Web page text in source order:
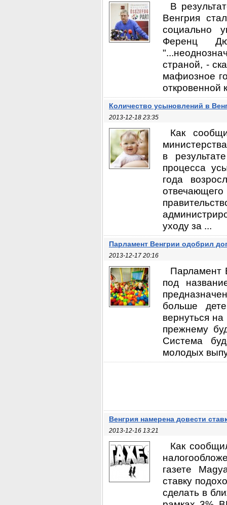
В
Венгрия
социально
Ференц
страной, -
мафиозное
откровенной
Количество усыновлений в
2013-12-18 23:35
Как
в
процесса
года
уходу за ...
Парламент Венгрии одобрил
2013-12-17 20:16
Парламент
под
больше
вернуться
прежнему
Система
молодых
Венгрия намерена довести
2013-12-16 13:21
Как
газете
ставку
сделать в